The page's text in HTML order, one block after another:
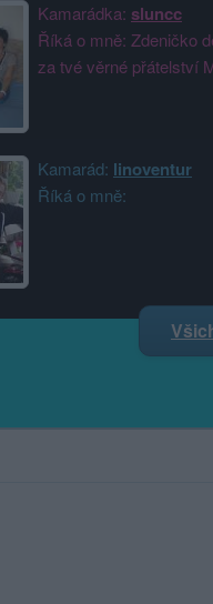
Kamarádka: sluncc
Říká o mně: Zdeničko
za tvé věrné přátelství
Kamarád: linoventur
Říká o mně: